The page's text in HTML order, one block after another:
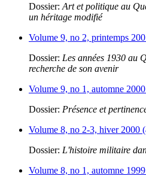
Dossier: Art et politique au
un héritage modifié
Volume 9, no 2, printemps
Dossier: Les années 1930 au
recherche de son avenir
Volume 9, no 1, automne
Dossier: Présence et
Volume 8, no 2-3, hiver 2000
Dossier: L'histoire militaire
Volume 8, no 1, automne